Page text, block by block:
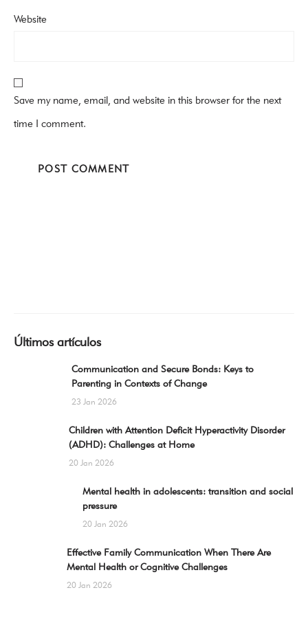
Website
Save my name, email, and website in this browser for the next
time I comment.
Últimos artículos
Communication and Secure Bonds: Keys to
Parenting in Contexts of Change
23 Jan 2026
Children with Attention Deficit Hyperactivity Disorder
(ADHD): Challenges at Home
20 Jan 2026
Mental health in adolescents: transition and social
pressure
20 Jan 2026
Effective Family Communication When There Are
Mental Health or Cognitive Challenges
20 Jan 2026